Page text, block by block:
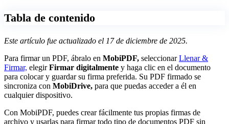
Tabla de contenido
Este artículo fue actualizado el 17 de diciembre de 2025.
Para firmar un PDF, ábralo en MobiPDF, seleccionarLlenar &
Firmar, elegirFirmar digitalmente y haga clic en el documento
para colocar y guardar su firma preferida. Su PDF firmado se
sincroniza con MobiDrive, para que puedas acceder a él en
cualquier dispositivo.
Con MobiPDF, puedes crear fácilmente tus propias firmas de
archivo y usarlas para firmar todo tipo de documentos PDF sin